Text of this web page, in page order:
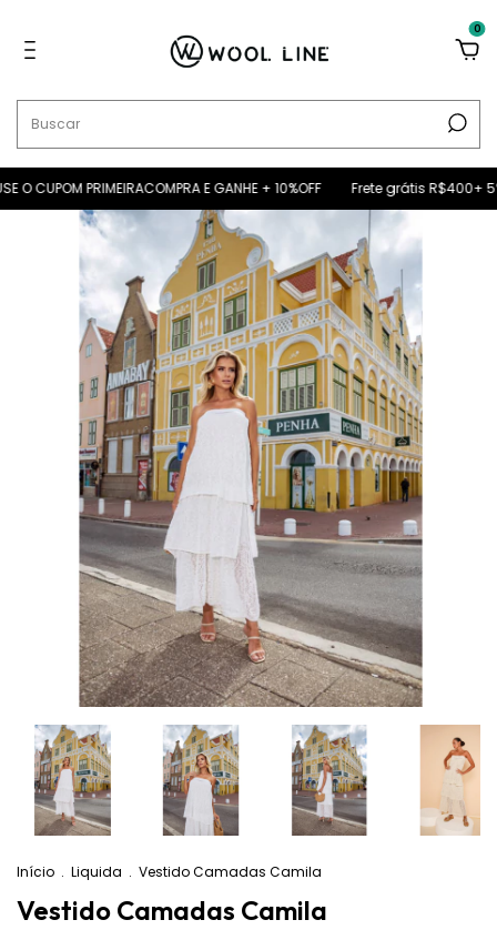
0
CUPOM PRIMEIRACOMPRA E GANHE + 10%OFF Frete grátis R$400+ 5%
Início . Liquida . Vestido Camadas Camila
Vestido Camadas Camila